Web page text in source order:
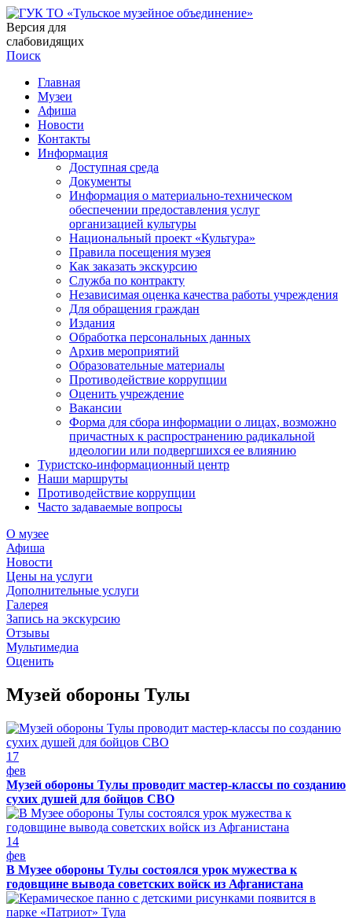
Версия для
слабовидящих
Поиск
Главная
Музеи
Афиша
Новости
Контакты
Информация
Доступная среда
Документы
Информация о материально-техническом
обеспечении предоставления услуг
организацией культуры
Национальный проект «Культура»
Правила посещения музея
Как заказать экскурсию
Служба по контракту
Независимая оценка качества работы учреждения
Для обращения граждан
Издания
Обработка персональных данных
Архив мероприятий
Образовательные материалы
Противодействие коррупции
Оценить учреждение
Вакансии
Форма для сбора информации о лицах, возможно
причастных к распространению радикальной
идеологии или подвергшихся ее влиянию
Туристско-информационный центр
Наши маршруты
Противодействие коррупции
Часто задаваемые вопросы
О музее
Афиша
Новости
Цены на услуги
Дополнительные услуги
Галерея
Запись на экскурсию
Отзывы
Мультимедиа
Оценить
Музей обороны Тулы
17
фев
Музей обороны Тулы проводит мастер-классы по созданию
сухих душей для бойцов СВО
14
фев
В Музее обороны Тулы состоялся урок мужества к
годовщине вывода советских войск из Афганистана